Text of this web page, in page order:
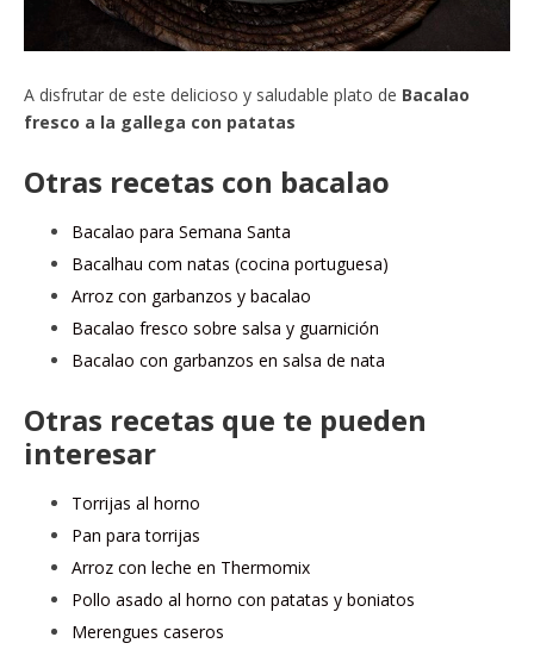
A disfrutar de este delicioso y saludable plato de Bacalao
fresco a la gallega con patatas
Otras recetas con bacalao
Bacalao para Semana Santa
Bacalhau com natas (cocina portuguesa)
Arroz con garbanzos y bacalao
Bacalao fresco sobre salsa y guarnición
Bacalao con garbanzos en salsa de nata
Otras recetas que te pueden
interesar
Torrijas al horno
Pan para torrijas
Arroz con leche en Thermomix
Pollo asado al horno con patatas y boniatos
Merengues caseros